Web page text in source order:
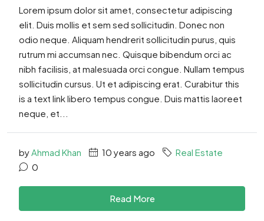
Lorem ipsum dolor sit amet, consectetur adipiscing
elit. Duis mollis et sem sed sollicitudin. Donec non
odio neque. Aliquam hendrerit sollicitudin purus, quis
rutrum mi accumsan nec. Quisque bibendum orci ac
nibh facilisis, at malesuada orci congue. Nullam tempus
sollicitudin cursus. Ut et adipiscing erat. Curabitur this
is a text link libero tempus congue. Duis mattis laoreet
neque, et...
byAhmad Khan 10 years ago
Real Estate
0
Read More